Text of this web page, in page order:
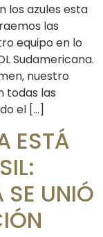
los azules esta
las
equipo en lo
Sudamericana.
nuestro
todas las
el […]
ESTÁ
UNIÓ